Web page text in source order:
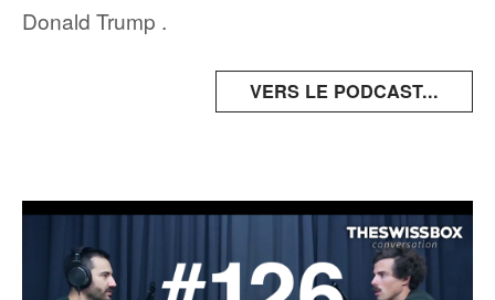
Donald Trump .
VERS LE PODCAST...